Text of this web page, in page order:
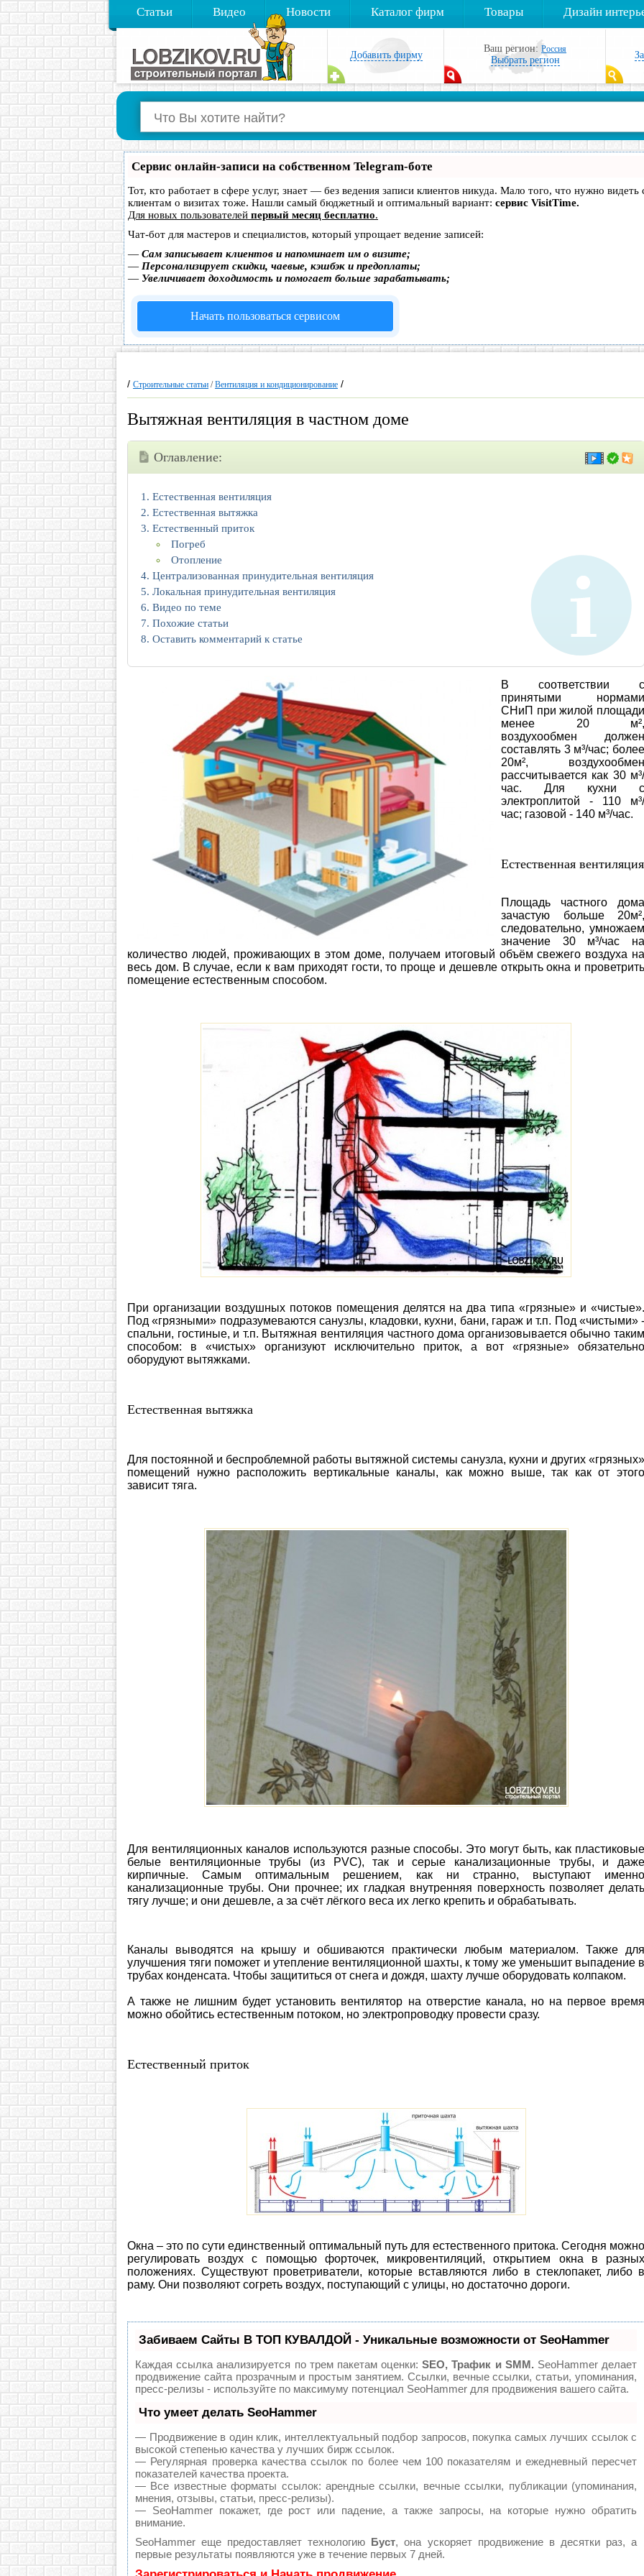
Статьи Видео Новости Каталог фирм Товары Дизайн
Ваш регион: Россия
Выбрать регион
Добавить фирму
Сервис онлайн-записи на собственном Telegram-боте
Тот, кто работает в сфере услуг, знает — без ведения записи клиентов никуда. Мало того, что нужно
клиентам о визитах тоже. Нашли самый бюджетный и оптимальный вариант: сервис VisitTime.
Для новых пользователей первый месяц бесплатно.
Чат-бот для мастеров и специалистов, который упрощает ведение записей:
— Сам записывает клиентов и напоминает им о визите;
— Персонализирует скидки, чаевые, кэшбэк и предоплаты;
— Увеличивает доходимость и помогает больше зарабатывать;
Начать пользоваться сервисом
/ Строительные статьи /Вентиляция и кондиционирование /
Вытяжная вентиляция в частном доме
Оглавление:
Естественная вентиляция
Естественная вытяжка
Естественный приток
Погреб
Отопление
Централизованная принудительная вентиляция
Локальная принудительная вентиляция
Видео по теме
Похожие статьи
Оставить комментарий к статье
В соответствии с
принятыми нормами
СНиП при жилой площади
менее 20 м²,
воздухообмен должен
составлять 3 м³/час; более
20м², воздухообмен
рассчитывается как 30 м³/
час. Для кухни с
электроплитой - 110 м³/
час; газовой - 140 м³/час.
Естественная вентиляция
Площадь частного дома
зачастую больше 20м²,
следовательно, умножаем
значение 30 м³/час на
количество людей, проживающих в этом доме, получаем итоговый объём свежего воздуха на
весь дом. В случае, если к вам приходят гости, то проще и дешевле открыть окна и проветрить
помещение естественным способом.
При организации воздушных потоков помещения делятся на два типа «грязные» и «чистые».
Под «грязными» подразумеваются санузлы, кладовки, кухни, бани, гараж и т.п. Под «чистыми» -
спальни, гостиные, и т.п. Вытяжная вентиляция частного дома организовывается обычно таким
способом: в «чистых» организуют исключительно приток, а вот «грязные» обязательно
оборудуют вытяжками.
Естественная вытяжка
Для постоянной и беспроблемной работы вытяжной системы санузла, кухни и других «грязных»
помещений нужно расположить вертикальные каналы, как можно выше, так как от этого
зависит тяга.
Для вентиляционных каналов используются разные способы. Это могут быть, как пластиковые
белые вентиляционные трубы (из PVC), так и серые канализационные трубы, и даже
кирпичные. Самым оптимальным решением, как ни странно, выступают именно
канализационные трубы. Они прочнее; их гладкая внутренняя поверхность позволяет делать
тягу лучше; и они дешевле, а за счёт лёгкого веса их легко крепить и обрабатывать.
Каналы выводятся на крышу и обшиваются практически любым материалом. Также для
улучшения тяги поможет и утепление вентиляционной шахты, к тому же уменьшит выпадение в
трубах конденсата. Чтобы защититься от снега и дождя, шахту лучше оборудовать колпаком.
А также не лишним будет установить вентилятор на отверстие канала, но на первое время
можно обойтись естественным потоком, но электропроводку провести сразу.
Естественный приток
Окна – это по сути единственный оптимальный путь для естественного притока. Сегодня можно
регулировать воздух с помощью форточек, микровентиляций, открытием окна в разных
положениях. Существуют проветриватели, которые вставляются либо в стеклопакет, либо в
раму. Они позволяют согреть воздух, поступающий с улицы, но достаточно дороги.
Забиваем Сайты В ТОП КУВАЛДОЙ - Уникальные возможности от SeoHammer
Каждая ссылка анализируется по трем пакетам оценки:SEO, Трафик и SMM. SeoHammer делает
продвижение сайта прозрачным и простым занятием. Ссылки, вечные ссылки, статьи, упоминания,
пресс-релизы - используйте по максимуму потенциал SeoHammer для продвижения вашего сайта.
Что умеет делать SeoHammer
— Продвижение в один клик, интеллектуальный подбор запросов, покупка самых лучших ссылок с
высокой степенью качества у лучших бирж ссылок.
— Регулярная проверка качества ссылок по более чем 100 показателям и ежедневный пересчет
показателей качества проекта.
— Все известные форматы ссылок: арендные ссылки, вечные ссылки, публикации (упоминания,
мнения, отзывы, статьи, пресс-релизы).
— SeoHammer покажет, где рост или падение, а также запросы, на которые нужно обратить
внимание.
SeoHammer еще предоставляет технологию Буст, она ускоряет продвижение в десятки раз, а
первые результаты появляются уже в течение первых 7 дней.